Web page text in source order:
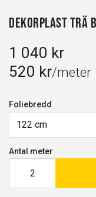
Dekorplast Trä
1 040 kr
520 kr/meter
Foliebredd
122 cm
Antal meter